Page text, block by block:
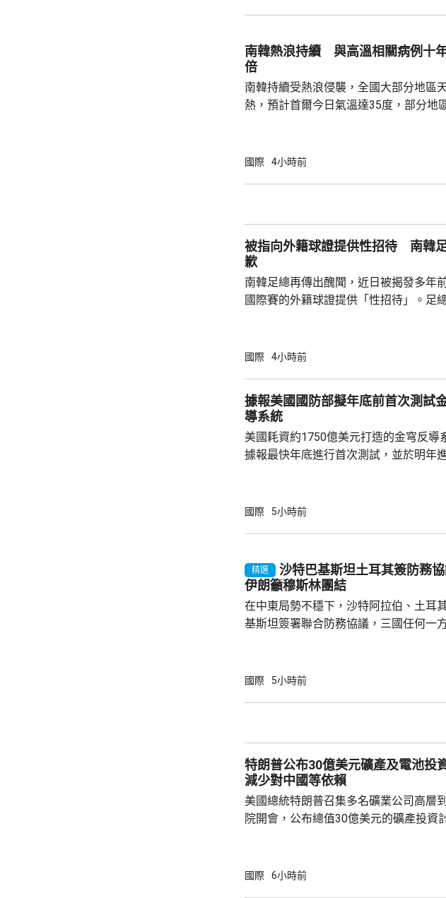
地結束烏克蘭戰事的方式，便可能會升
約的衝突。 北約拒絕置評，只表示一直評估不
同情況，準備好在必要時作出防衛和威...
南韓熱浪持續 與高溫相關病例十
倍
南韓持續受熱浪侵襲，全國大部分地區
熱，預計首爾今日氣溫達35度，部分地
天氣。 高溫天氣可能引致健康問題。南韓當局
落，但仍有638宗。與高溫天氣有關的
例亦有所增加，...
國際 4小時前
被指向外籍球證提供性招待 南韓
歉
南韓足總再傳出醜聞，近日被揭發多年
國際賽的外籍球證提供「性招待」。足
革，保證加強組織內部的透明度和誠信，
月至翌年3月期間，曾在首爾、蔚山等地
俗場所，向十多名外籍球證提供「性招待
每人涉及的費用由數十萬至近百萬韓...
國際 4小時前
據報美國國防部擬年底前首次測試
導系統
美國耗資約1750億美元打造的金穹反導
據報最快年底進行首次測試，並於明年
年進行兩次飛行測試，將攔截器發射到空
行篩選。消息人士指，如果年底前順利完
面測試，政府會向相關公司支付6000萬
國際 5小時前
精選
沙特巴基斯坦土耳其簽防務
伊朗籲穆斯林團結
在中東局勢不穩下，沙特阿拉伯、土耳
基斯坦簽署聯合防務協議，三國任何一
伊朗支持的也門胡塞武裝攻擊。有沙特官
家和伊斯蘭合作組織都表示歡迎協議。
朗議會的國家安全與外交政策委員會...
國際 5小時前
特朗普公布30億美元礦產及電池投
減少對中國等依賴
美國總統特朗普召集多名礦業公司高層
院開會，公布總值30億美元的礦產投資
加強經濟穩定與安全，重新奪回美國作為
國際 6小時前